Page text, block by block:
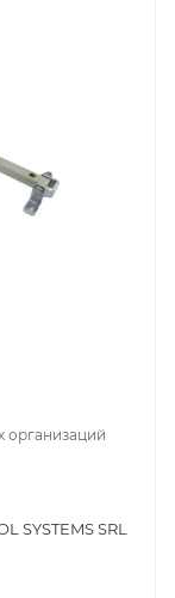
организаций
SYSTEMS SRL